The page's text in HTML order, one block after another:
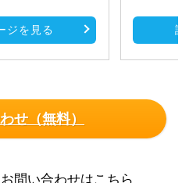
ジを見る
せ（無料）
問い合わせはこちら